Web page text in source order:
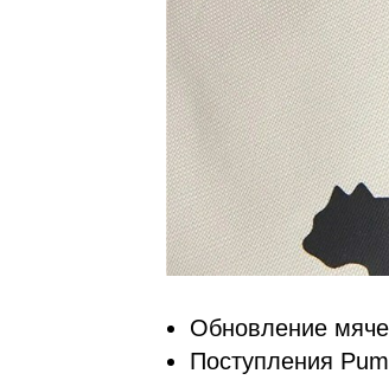
Обновление
Поступления